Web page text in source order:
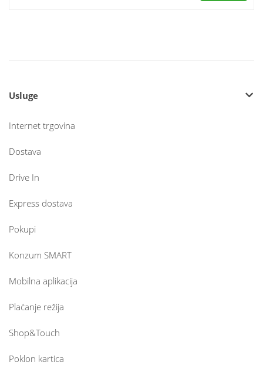
Usluge
Internet trgovina
Dostava
Drive In
Express dostava
Pokupi
Konzum SMART
Mobilna aplikacija
Plaćanje režija
Shop&Touch
Poklon kartica